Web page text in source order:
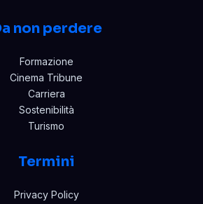
non perdere
Formazione
Cinema Tribune
Carriera
Sostenibilità
Turismo
Termini
Privacy Policy